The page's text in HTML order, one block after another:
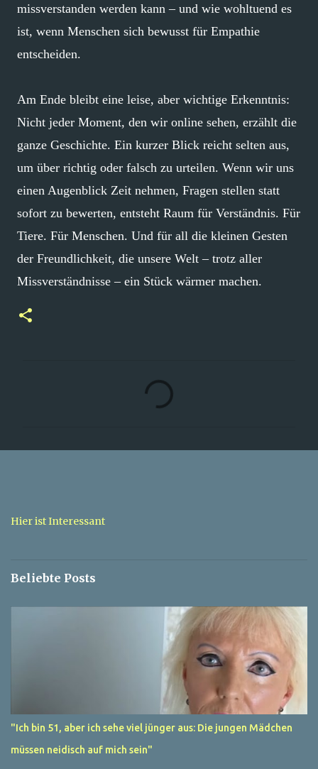
missverstanden werden kann – und wie wohltuend es
ist, wenn Menschen sich bewusst für Empathie
entscheiden.
Am Ende bleibt eine leise, aber wichtige Erkenntnis:
Nicht jeder Moment, den wir online sehen, erzählt die
ganze Geschichte. Ein kurzer Blick reicht selten aus,
um über richtig oder falsch zu urteilen. Wenn wir uns
einen Augenblick Zeit nehmen, Fragen stellen statt
sofort zu bewerten, entsteht Raum für Verständnis. Für
Tiere. Für Menschen. Und für all die kleinen Gesten
der Freundlichkeit, die unsere Welt – trotz aller
Missverständnisse – ein Stück wärmer machen.
a
Hier ist Interessant
Beliebte Posts
"Ich bin 51, aber ich sehe viel jünger aus: Die jungen Mädchen
müssen neidisch auf mich sein"